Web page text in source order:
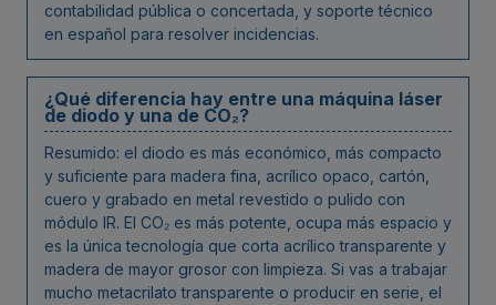
contabilidad pública o concertada, y soporte técnico
en español para resolver incidencias.
¿Qué diferencia hay entre una máquina láser
de diodo y una de CO₂?
Resumido: el diodo es más económico, más compacto
y suficiente para madera fina, acrílico opaco, cartón,
cuero y grabado en metal revestido o pulido con
módulo IR. El CO₂ es más potente, ocupa más espacio y
es la única tecnología que corta acrílico transparente y
madera de mayor grosor con limpieza. Si vas a trabajar
mucho metacrilato transparente o producir en serie, el